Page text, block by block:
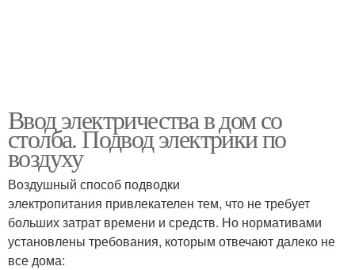
Ввод электричества в дом со
столба. Подвод электрики по
воздуху
Воздушный способ подводки
электропитания привлекателен тем, что не требует
больших затрат времени и средств. Но нормативами
установлены требования, которым отвечают далеко не
все дома: